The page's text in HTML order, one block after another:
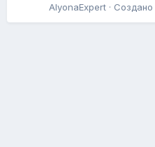
AlyonaExpert · Создано